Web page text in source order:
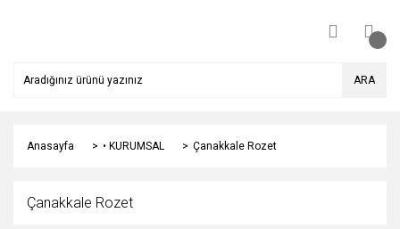
ARA
Anasayfa • KURUMSAL Çanakkale Rozet
Çanakkale Rozet